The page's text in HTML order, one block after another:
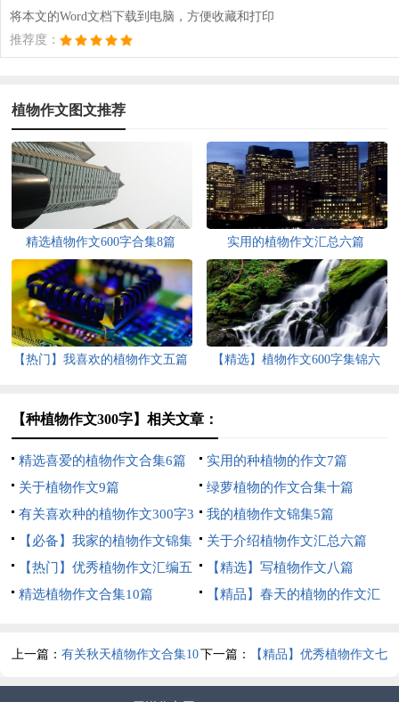
将本文的Word文档下载到电脑，方便收藏和打印
推荐度：
植物作文图文推荐
精选植物作文600字合集8篇 实用的植物作文汇总六篇
【热门】我喜欢的植物作文五篇
【精选】植物作文600字集锦六
【种植物作文300字】相关文章：
精选喜爱的植物作文合集6篇
实用的种植物的作文7篇
关于植物作文9篇
绿萝植物的作文合集十篇
有关喜欢种的植物作文300字3
篇
我的植物作文锦集5篇
【必备】我家的植物作文锦集
九篇
关于介绍植物作文汇总六篇
【热门】优秀植物作文汇编五
篇
【精选】写植物作文八篇
精选植物作文合集10篇
【精品】春天的植物的作文汇
上一篇：有关秋天植物作文合集10
篇
下一篇： 【精品】优秀植物作文七
篇